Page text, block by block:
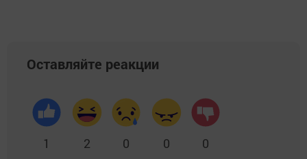
Оставляйте реакции
1 2 0 0 0